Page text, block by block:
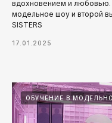
вдохновением и
модельное шоу и второй
SISTERS
17.01.2025
ОБУЧЕНИЕ В